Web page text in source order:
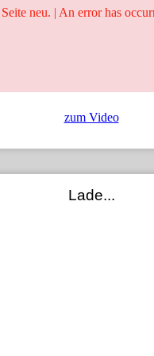
zum Video
Lade...
neu. | An error has